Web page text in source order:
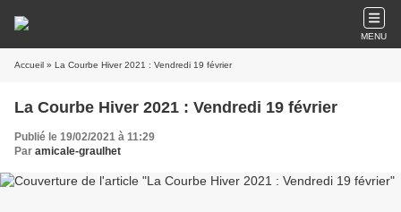
MENU
Accueil » La Courbe Hiver 2021 : Vendredi 19 février
La Courbe Hiver 2021 : Vendredi 19 février
Publié le 19/02/2021 à 11:29
Par amicale-graulhet